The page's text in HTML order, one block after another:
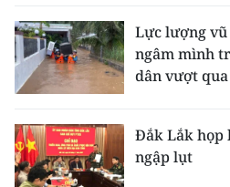
Media Khoa học - Công nghệ
Media Môi trường
Infographic
Lực lượng
ngâm mình
dân vượt
Đắk Lắk họp
ngập lụt